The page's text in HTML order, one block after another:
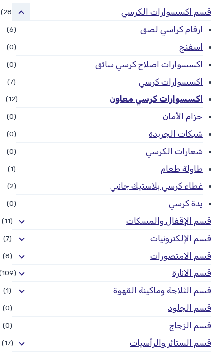
قسم اكسسوارات الكرسي
ارقام كراسي لصق (6)
اسفنج (0)
اكسسوارات اصلاح كرسي سائق (0)
اكسسوارات كرسي (7)
اكسسوارات كرسي معاون (12)
حزام الأمان (0)
شبكات الجريدة (0)
شعارات الكرسي (0)
طاولة طعام (1)
غطاء كرسي بلاستيك جانبي (2)
يدة كرسي (0)
قسم الإقفال والمسكات (11)
قسم الإلكترونيات (7)
قسم الامتصورات (8)
قسم الانارة (109)
قسم الثلاجة وماكينة القهوة (1)
قسم الجلود (0)
قسم الزجاج (0)
قسم الستائر والرأسيات (17)